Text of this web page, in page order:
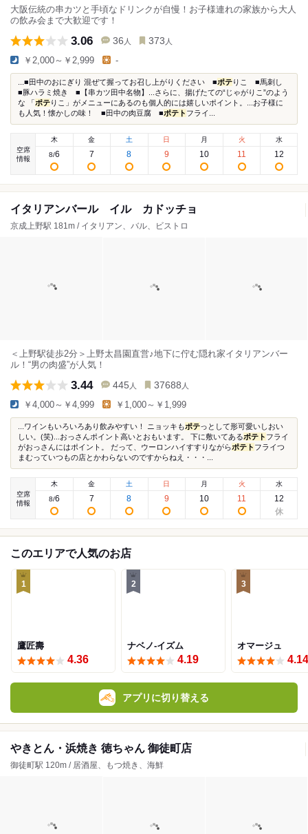
大阪伝統の串カツと手頃なドリンクが自慢！お子様連れの家族から大人
の飲み会まで大歓迎です！
3.06 36 人 373 人
￥2,000～￥2,999 -
...■田中のおにぎり 混ぜて握ってお召し上がりください ■ポテりこ ■馬刺し
■豚ハラミ焼き ■【串カツ田中名物】...さらに、揚げたての“じゃがりこ”のよう
な 「 ポテりこ」がメニューにあるのも個人的には嬉しいポイント。...お子様に
も人気！懐かしの味！ ■田中の肉豆腐 ■ポテト フライ...
空席
情報
木
8/6
金
7
土
8
日
9
月
10
火
11
水
12
イタリアンバール イル カドッチョ
京成上野駅 181m / イタリアン、バル、ビストロ
＜上野駅徒歩2分＞上野太昌園直営♪地下に佇む隠れ家イタリアンバー
ル！“男の肉盛”が人気！
3.44 445 人 37688 人
￥4,000～￥4,999 ￥1,000～￥1,999
...ワインもいろいろあり飲みやすい！ ニョッキもポテっとして形可愛いしおい
しい。(笑)...おっさんポイント高いとおもいます。 下に敷いてあるポテト フライ
がおっさんにはポイント。 だって、ウーロンハイすすりながらポテト フライつ
まむっていつもの店とかわらないのですからねえ・・・...
空席
情報
木
8/6
金
7
土
8
日
9
月
10
火
11
水
12
このエリアで人気のお店
1
鷹匠壽
4.36
2
ナベノ-イズム
4.19
3
オマージュ
4.14
アプリに切り替える
やきとん・浜焼き 徳ちゃん 御徒町店
御徒町駅 120m / 居酒屋、もつ焼き、海鮮